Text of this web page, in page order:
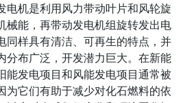
电机是利用风力带动叶片和风轮旋
械能，再带动发电机组旋转发出电
同样具有清洁、可再生的特点，并
分布广泛，开发潜力巨大。在新能
能发电项目和风能发电项目通常被
为它们有助于减少对化石燃料的依